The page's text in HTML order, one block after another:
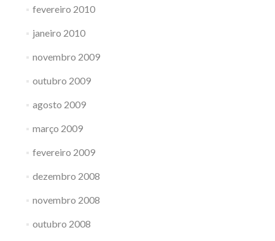
fevereiro 2010
janeiro 2010
novembro 2009
outubro 2009
agosto 2009
março 2009
fevereiro 2009
dezembro 2008
novembro 2008
outubro 2008